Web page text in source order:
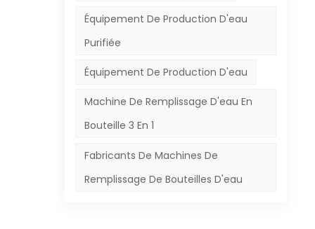
Équipement De Production D'eau
Purifiée
Équipement De Production D'eau
Machine De Remplissage D'eau En
Bouteille 3 En 1
Fabricants De Machines De
Remplissage De Bouteilles D'eau